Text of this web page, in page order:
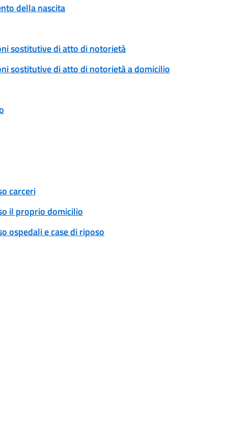
della nascita
sostitutive di atto di notorietà
sostitutive di atto di notorietà a domicilio
carceri
il proprio domicilio
ospedali e case di riposo